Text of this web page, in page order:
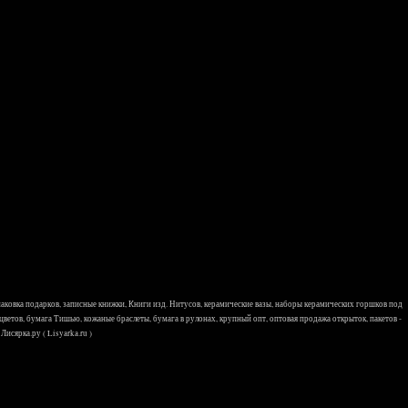
подарков, записные книжки, Книги изд. Нитусов, керамические вазы, наборы керамических горшков под
бумага Тишью, кожаные браслеты, бумага в рулонах, крупный опт, оптовая продажа открыток, пакетов -
( Lisyarka.ru )